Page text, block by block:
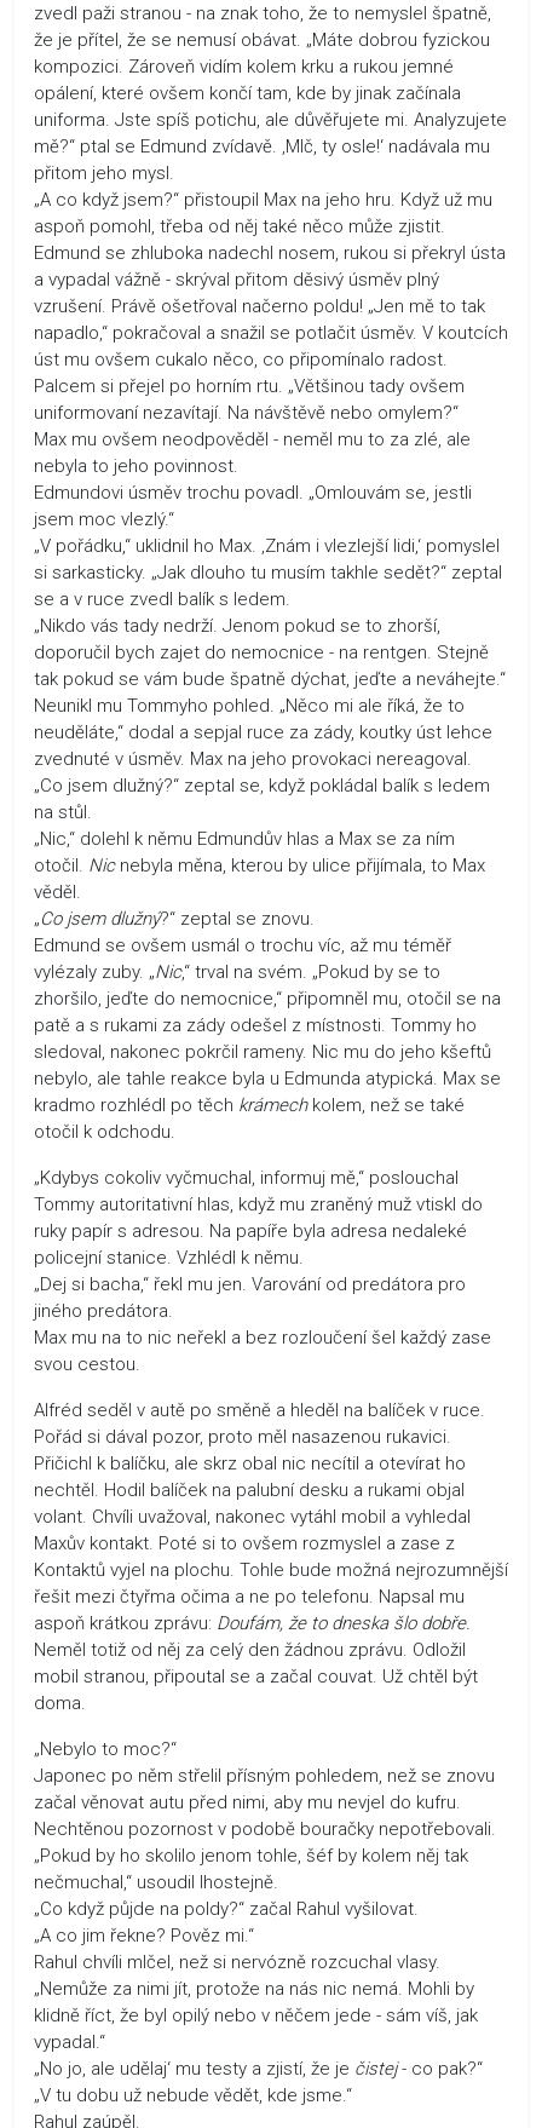
zvedl paži stranou - na znak toho, že to nemyslel špatně,
že je přítel, že se nemusí obávat. „Máte dobrou fyzickou
kompozici. Zároveň vidím kolem krku a rukou jemné
opálení, které ovšem končí tam, kde by jinak začínala
uniforma. Jste spíš potichu, ale důvěřujete mi. Analyzujete
mě?“ ptal se Edmund zvídavě. ‚Mlč, ty osle!‘ nadávala mu
přitom jeho mysl.
„A co když jsem?“ přistoupil Max na jeho hru. Když už mu
aspoň pomohl, třeba od něj také něco může zjistit.
Edmund se zhluboka nadechl nosem, rukou si překryl ústa
a vypadal vážně - skrýval přitom děsivý úsměv plný
vzrušení. Právě ošetřoval načerno poldu! „Jen mě to tak
napadlo,“ pokračoval a snažil se potlačit úsměv. V koutcích
úst mu ovšem cukalo něco, co připomínalo radost.
Palcem si přejel po horním rtu. „Většinou tady ovšem
uniformovaní nezavítají. Na návštěvě nebo omylem?“
Max mu ovšem neodpověděl - neměl mu to za zlé, ale
nebyla to jeho povinnost.
Edmundovi úsměv trochu povadl. „Omlouvám se, jestli
jsem moc vlezlý.“
„V pořádku,“ uklidnil ho Max. ‚Znám i vlezlejší lidi,‘ pomyslel
si sarkasticky. „Jak dlouho tu musím takhle sedět?“ zeptal
se a v ruce zvedl balík s ledem.
„Nikdo vás tady nedrží. Jenom pokud se to zhorší,
doporučil bych zajet do nemocnice - na rentgen. Stejně
tak pokud se vám bude špatně dýchat, jeďte a neváhejte.“
Neunikl mu Tommyho pohled. „Něco mi ale říká, že to
neuděláte,“ dodal a sepjal ruce za zády, koutky úst lehce
zvednuté v úsměv. Max na jeho provokaci nereagoval.
„Co jsem dlužný?“ zeptal se, když pokládal balík s ledem
na stůl.
„Nic,“ dolehl k němu Edmundův hlas a Max se za ním
otočil. Nicnebyla měna, kterou by ulice přijímala, to Max
věděl.
„Co jsem dlužný?“ zeptal se znovu.
Edmund se ovšem usmál o trochu víc, až mu téměř
vylézaly zuby. „Nic,“ trval na svém. „Pokud by se to
zhoršilo, jeďte do nemocnice,“ připomněl mu, otočil se na
patě a s rukami za zády odešel z místnosti. Tommy ho
sledoval, nakonec pokrčil rameny. Nic mu do jeho kšeftů
nebylo, ale tahle reakce byla u Edmunda atypická. Max se
kradmo rozhlédl po těch krámechkolem, než se také
otočil k odchodu.
„Kdybys cokoliv vyčmuchal, informuj mě,“ poslouchal
Tommy autoritativní hlas, když mu zraněný muž vtiskl do
ruky papír s adresou. Na papíře byla adresa nedaleké
policejní stanice. Vzhlédl k němu.
„Dej si bacha,“ řekl mu jen. Varování od predátora pro
jiného predátora.
Max mu na to nic neřekl a bez rozloučení šel každý zase
svou cestou.
Alfréd seděl v autě po směně a hleděl na balíček v ruce.
Pořád si dával pozor, proto měl nasazenou rukavici.
Přičichl k balíčku, ale skrz obal nic necítil a otevírat ho
nechtěl. Hodil balíček na palubní desku a rukami objal
volant. Chvíli uvažoval, nakonec vytáhl mobil a vyhledal
Maxův kontakt. Poté si to ovšem rozmyslel a zase z
Kontaktů vyjel na plochu. Tohle bude možná nejrozumnější
řešit mezi čtyřma očima a ne po telefonu. Napsal mu
aspoň krátkou zprávu: Doufám, že to dneska šlo dobře.
Neměl totiž od něj za celý den žádnou zprávu. Odložil
mobil stranou, připoutal se a začal couvat. Už chtěl být
doma.
„Nebylo to moc?“
Japonec po něm střelil přísným pohledem, než se znovu
začal věnovat autu před nimi, aby mu nevjel do kufru.
Nechtěnou pozornost v podobě bouračky nepotřebovali.
„Pokud by ho skolilo jenom tohle, šéf by kolem něj tak
nečmuchal,“ usoudil lhostejně.
„Co když půjde na poldy?“ začal Rahul vyšilovat.
„A co jim řekne? Pověz mi.“
Rahul chvíli mlčel, než si nervózně rozcuchal vlasy.
„Nemůže za nimi jít, protože na nás nic nemá. Mohli by
klidně říct, že byl opilý nebo v něčem jede - sám víš, jak
vypadal.“
„No jo, ale udělaj‘ mu testy a zjistí, že je čistej- co pak?“
„V tu dobu už nebude vědět, kde jsme.“
Rahul zaúpěl.